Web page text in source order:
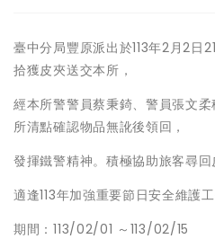
臺中分局豐原派出於113年2月2日
拾獲皮夾送交本所，
經本所警警員蔡秉錡、警員張文
所清點確認物品無訛後領回，
發揮鐵警精神。積極協助旅客尋回
適逢113年加強重要節日安全維護
期間：113/02/01 ～113/02/15